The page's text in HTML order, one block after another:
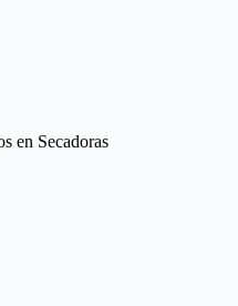
o un problema?